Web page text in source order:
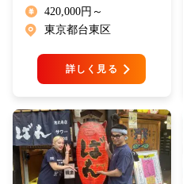
420,000円～
東京都台東区
詳しく見る